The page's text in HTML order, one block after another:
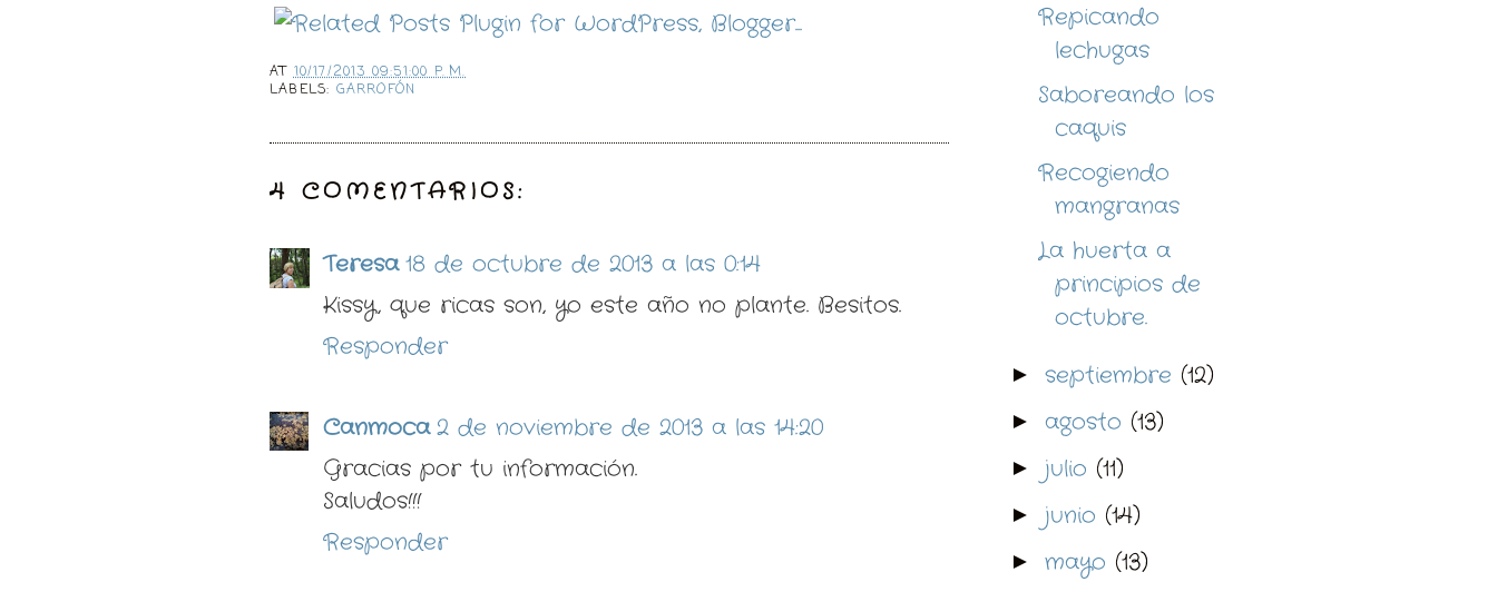
AT10/17/2013 09:51:00 P. M.
LABELS: GARROFÓN
4 COMENTARIOS:
Teresa 18 de octubre de 2013 a las 0:14
Kissy, que ricas son, yo este año no plante. Besitos.
Responder
Canmoca 2 de noviembre de 2013 a las 14:20
Gracias por tu información.
Saludos!!!
Responder
Repicando
lechugas
Saboreando los
caquis
Recogiendo
mangranas
La huerta a
principios de
octubre.
► septiembre (12)
► agosto (13)
► julio (11)
► junio (14)
► mayo (13)